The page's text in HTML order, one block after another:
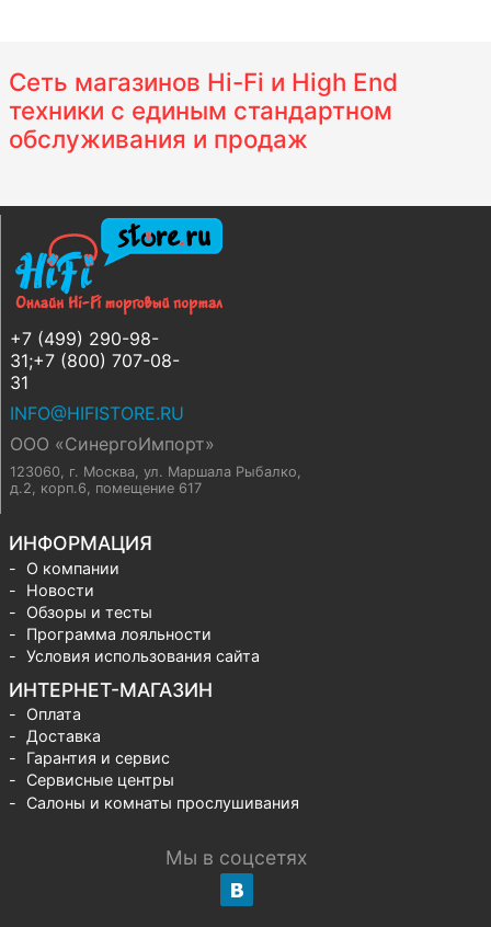
Сеть магазинов Hi-Fi и High End
техники с единым стандартном
обслуживания и продаж
+7 (499) 290-98-
31;+7 (800) 707-08-
31
INFO@HIFISTORE.RU
ООО «СинергоИмпорт»
123060, г. Москва, ул. Маршала Рыбалко,
д.2, корп.6, помещение 617
ИНФОРМАЦИЯ
О компании
Новости
Обзоры и тесты
Программа лояльности
Условия использования сайта
ИНТЕРНЕТ-МАГАЗИН
Оплата
Доставка
Гарантия и сервис
Сервисные центры
Салоны и комнаты прослушивания
Мы в соцсетях